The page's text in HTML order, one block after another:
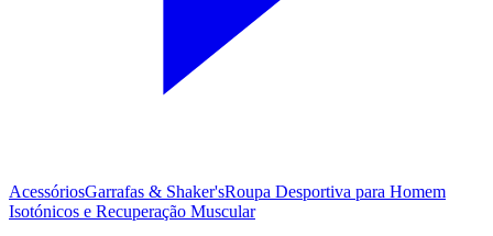
AcessóriosGarrafas & Shaker'sRoupa Desportiva para Homem
Isotónicos e Recuperação Muscular